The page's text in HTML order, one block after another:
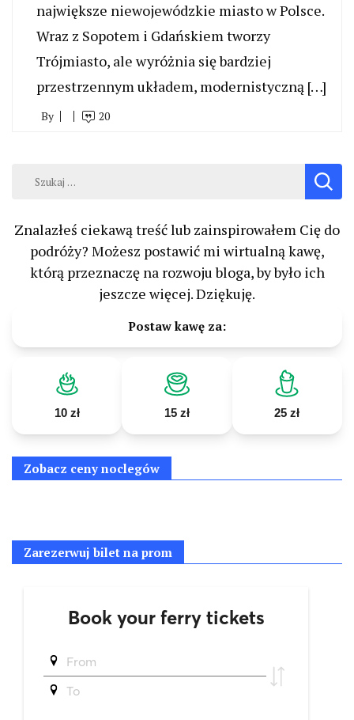
największe niewojewódzkie miasto w Polsce.
Wraz z Sopotem i Gdańskiem tworzy
Trójmiasto, ale wyróżnia się bardziej
przestrzennym układem, modernistyczną […]
By 20
Szukaj:
Znalazłeś ciekawą treść lub zainspirowałem Cię do
podróży? Możesz postawić mi wirtualną kawę,
którą przeznaczę na rozwoju bloga, by było ich
jeszcze więcej. Dziękuję.
Postaw kawę za:
10 zł 15 zł 25 zł
Zobacz ceny noclegów
Zarezerwuj bilet na prom